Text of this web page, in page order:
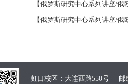
【俄罗斯研究中心系列讲座/
【俄罗斯研究中心系列讲座/
虹口校区：大连西路550号 邮